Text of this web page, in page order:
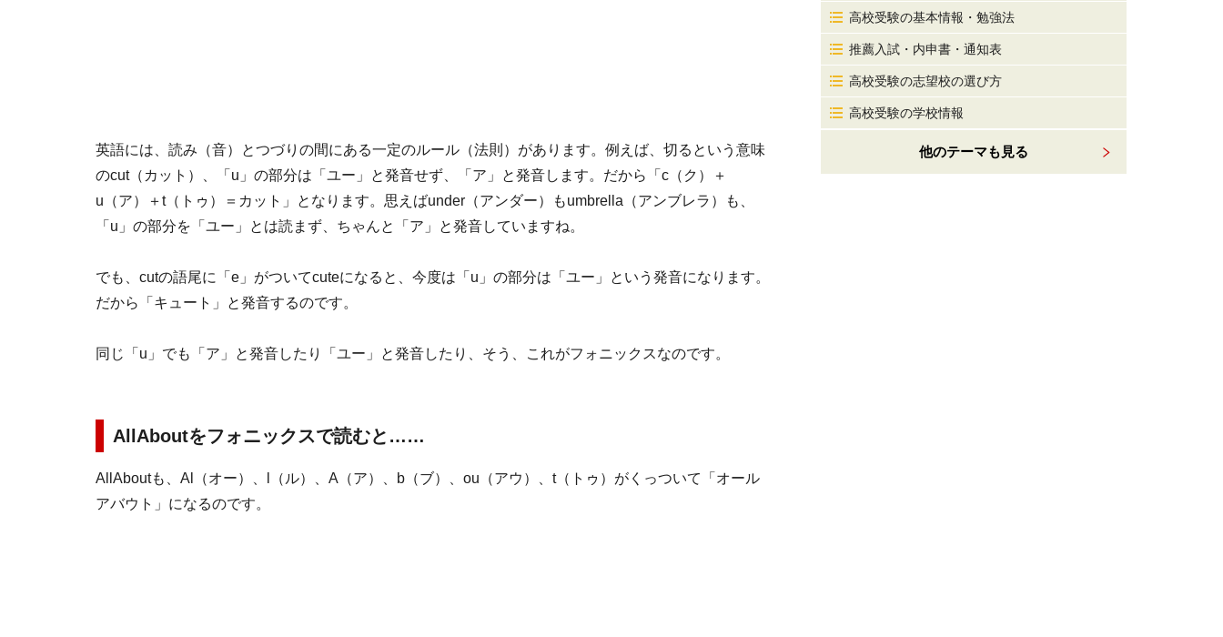
英語には、読み（音）とつづりの間にある一定のルール（法則）があります。例えば、切るという意味
のcut（カット）、「u」の部分は「ユー」と発音せず、「ア」と発音します。だから「c（ク）＋
u（ア）＋t（トゥ）＝カット」となります。思えばunder（アンダー）もumbrella（アンブレラ）も、
「u」の部分を「ユー」とは読まず、ちゃんと「ア」と発音していますね。
でも、cutの語尾に「e」がついてcuteになると、今度は「u」の部分は「ユー」という発音になります。
だから「キュート」と発音するのです。
同じ「u」でも「ア」と発音したり「ユー」と発音したり、そう、これがフォニックスなのです。
AllAboutをフォニックスで読むと……
AllAboutも、Al（オー）、l（ル）、A（ア）、b（ブ）、ou（アウ）、t（トゥ）がくっついて「オール
アバウト」になるのです。
高校受験の基本情報・勉強法
推薦入試・内申書・通知表
高校受験の志望校の選び方
高校受験の学校情報
他のテーマも見る